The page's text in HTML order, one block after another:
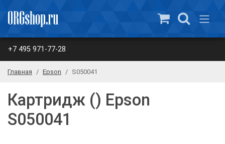
+7 495 971-77-28
Главная Epson S050041
Картридж () Epson
S050041